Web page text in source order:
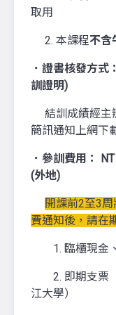
取用
2. 本課程不含
．證書核發方式
訓證明)
結訓成績經主
簡訊通知上網下
．參訓費用：
(外地)
開課前2至3
費通知後，請在
1. 臨櫃現金
2. 即期支票（
江大學）